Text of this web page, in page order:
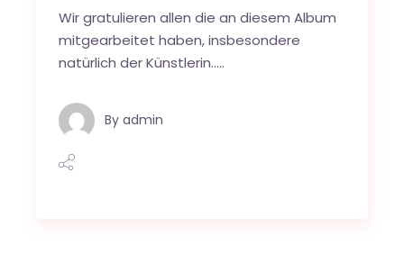
Wir gratulieren allen die an diesem Album
mitgearbeitet haben, insbesondere
natürlich der Künstlerin…..
By admin